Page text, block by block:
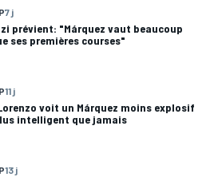
7 j
prévient: "Márquez vaut beaucoup
ses premières courses"
11 j
voit un Márquez moins explosif
intelligent que jamais
13 j